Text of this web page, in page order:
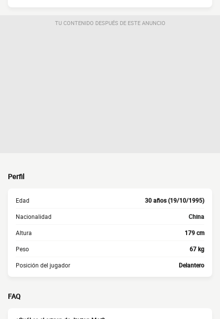
TU CONTENIDO DESPUÉS DE ESTE ANUNCIO
Perfil
Edad 30 años (19/10/1995)
Nacionalidad China
Altura 179 cm
Peso 67 kg
Posición del jugador Delantero
FAQ